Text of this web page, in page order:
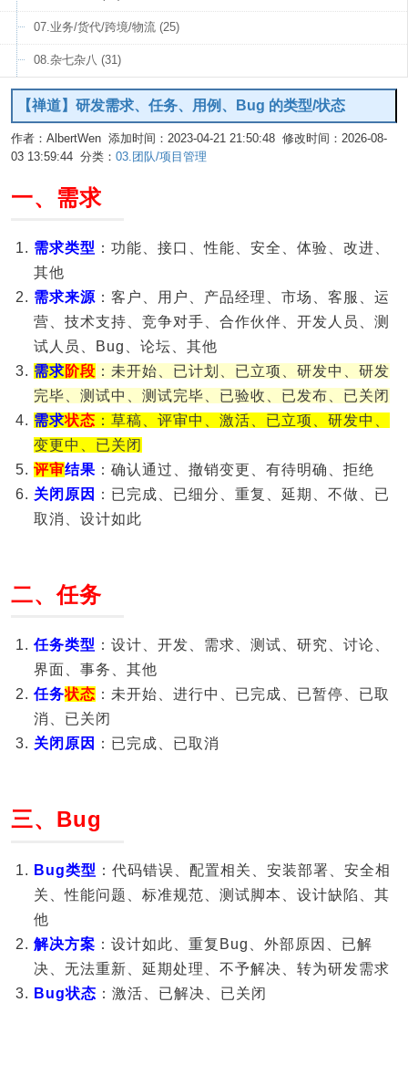
07.业务/货代/跨境/物流 (25)
08.杂七杂八 (31)
【禅道】研发需求、任务、用例、Bug 的类型/状态
作者：AlbertWen 添加时间：2023-04-21 21:50:48 修改时间：2026-08-
03 13:59:44 分类： 03.团队/项目管理
一、需求
需求类型 ：功能、接口、性能、安全、体验、改进、
其他
需求来源 ：客户、用户、产品经理、市场、客服、运
营、技术支持、竞争对手、合作伙伴、开发人员、测
试人员、Bug、论坛、其他
需求阶段 ：未开始、已计划、已立项、研发中、研发
完毕、测试中、测试完毕、已验收、已发布、已关闭
需求状态 ：草稿、评审中、激活、已立项、研发中、
变更中、已关闭
评审结果 ：确认通过、撤销变更、有待明确、拒绝
关闭原因
：已完成、已细分、重复、延期、不做、已
取消、设计如此
二、任务
任务类型 ：设计、开发、需求、测试、研究、讨论、
界面、事务、其他
任务状态 ：未开始、进行中、已完成、已暂停、已取
消、已关闭
关闭原因
：已完成、已取消
三、Bug
Bug类型 ：代码错误、配置相关、安装部署、安全相
关、性能问题、标准规范、测试脚本、设计缺陷、其
他
解决方案 ：设计如此、重复Bug、外部原因、已解
决、无法重新、延期处理、不予解决、转为研发需求
Bug状态 ：激活、已解决、已关闭